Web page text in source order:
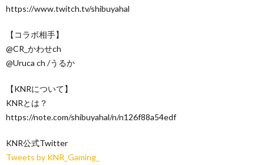
https://www.twitch.tv/shibuyahal
【コラボ相手】
@CR_かわせch
@Uruca ch /うるか
【KNRについて】
KNRとは？
https://note.com/shibuyahal/n/n126f88a54edf
KNR公式Twitter
Tweets by KNR_Gaming_